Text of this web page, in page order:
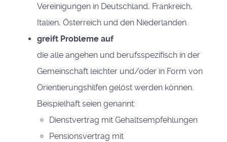
Vereinigungen in Deutschland, Frankreich,
Italien, Österreich und den Niederlanden.
greift Probleme auf
die alle angehen und berufsspezifisch in der
Gemeinschaft leichter und/oder in Form von
Orientierungshilfen gelöst werden können.
Beispielhaft seien genannt:
Dienstvertrag mit Gehaltsempfehlungen
Pensionsvertrag mit